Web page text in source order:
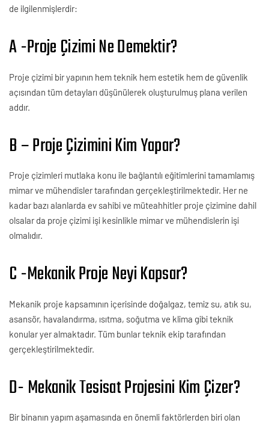
de ilgilenmişlerdir:
A -Proje Çizimi Ne Demektir?
Proje çizimi bir yapının hem teknik hem estetik hem de güvenlik
açısından tüm detayları düşünülerek oluşturulmuş plana verilen
addır.
B – Proje Çizimini Kim Yapar?
Proje çizimleri mutlaka konu ile bağlantılı eğitimlerini tamamlamış
mimar ve mühendisler tarafından gerçekleştirilmektedir. Her ne
kadar bazı alanlarda ev sahibi ve müteahhitler proje çizimine dahil
olsalar da proje çizimi işi kesinlikle mimar ve mühendislerin işi
olmalıdır.
C -Mekanik Proje Neyi Kapsar?
Mekanik proje kapsamının içerisinde doğalgaz, temiz su, atık su,
asansör, havalandırma, ısıtma, soğutma ve klima gibi teknik
konular yer almaktadır. Tüm bunlar teknik ekip tarafından
gerçekleştirilmektedir.
D- Mekanik Tesisat Projesini Kim Çizer?
Bir binanın yapım aşamasında en önemli faktörlerden biri olan